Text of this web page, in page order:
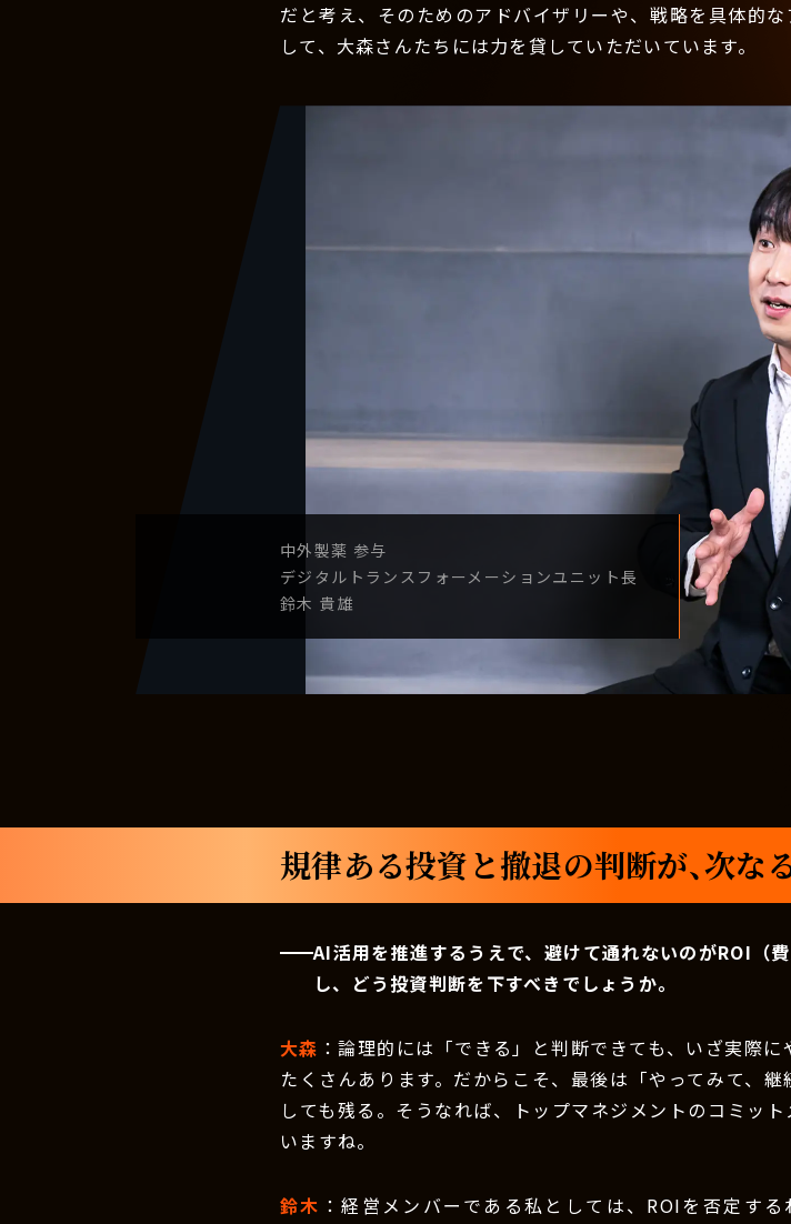
だと考え、そのためのアドバイザリーや、戦略を具体的
して、大森さんたちには力を貸していただいています。
中外製薬 参与
デジタル トランスフォーメーションユニット長
鈴木 貴雄
規律ある投資と撤退の判断が、次な
AI活用を推進するうえで、避けて通れないのがROI（
し、どう投資判断を下すべきでしょうか。
大森 ：論理的には「できる」と判断できても、いざ実際
たくさんあります。だからこそ、最後は「やってみて、
しても残る。そうなれば、トップマネジメントのコミッ
いますね。
鈴木 ：経営メンバーである私としては、ROIを否定す